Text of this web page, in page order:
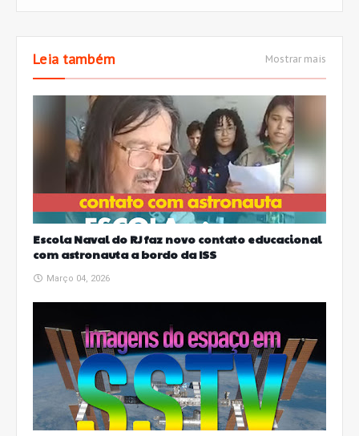
Leia também Mostrar mais
Escola Naval do RJ faz novo contato educacional
com astronauta a bordo da ISS
Março 04, 2026